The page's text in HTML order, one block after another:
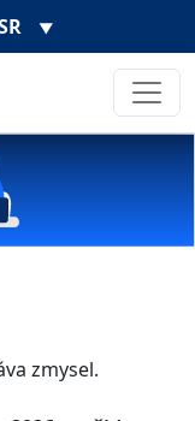
▼
zmysel.